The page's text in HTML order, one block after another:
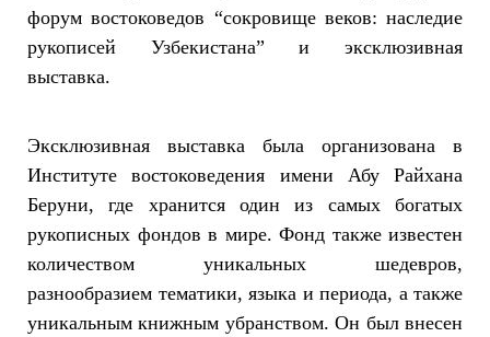
форум востоковедов “сокровище веков: наследие
рукописей Узбекистана” и эксклюзивная
выставка.
Эксклюзивная выставка была организована в
Институте востоковедения имени Абу Райхана
Беруни, где хранится один из самых богатых
рукописных фондов в мире. Фонд также известен
количеством уникальных шедевров,
разнообразием тематики, языка и периода, а также
уникальным книжным убранством. Он был внесен